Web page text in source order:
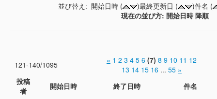
並び替え: 開始日時 ( )最終更新日 (
)件名 (
現在の並び方: 開始日時 降順
121-140/1095 « 1 2 3 4 5 6 (7) 8 9 10 11 12
13 14 15 16 ... 55 »
投稿
者
開始日時 終了日時 件名